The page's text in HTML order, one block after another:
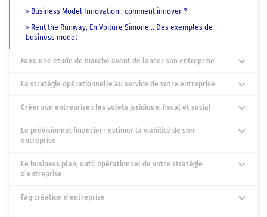
> Business Model Innovation : comment innover ?
> Rent the Runway, En Voiture Simone… Des exemples de
business model
Faire une étude de marché avant de lancer son entreprise
La stratégie opérationnelle au service de votre entreprise
Créer son entreprise : les volets juridique, fiscal et social
Le prévisionnel financier : estimer la viabilité de son
entreprise
Le business plan, outil opérationnel de votre stratégie
d’entreprise
Faq création d'entreprise